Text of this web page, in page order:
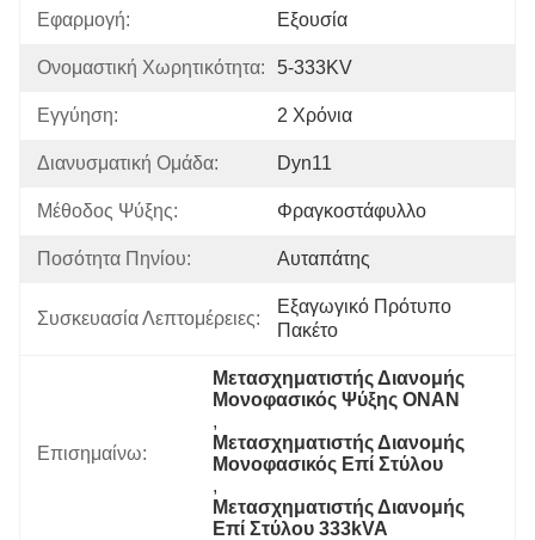
Εφαρμογή: Εξουσία
Ονομαστική Χωρητικότητα: 5-333KV
Εγγύηση: 2 Χρόνια
Διανυσματική Ομάδα: Dyn11
Μέθοδος Ψύξης: Φραγκοστάφυλλο
Ποσότητα Πηνίου: Αυταπάτης
Συσκευασία Λεπτομέρειες:
Εξαγωγικό Πρότυπο
Πακέτο
Επισημαίνω:
Μετασχηματιστής Διανομής
Μονοφασικός Ψύξης ONAN
,
Μετασχηματιστής Διανομής
Μονοφασικός Επί Στύλου
,
Μετασχηματιστής Διανομής
Επί Στύλου 333kVA